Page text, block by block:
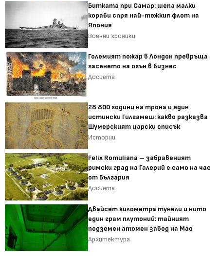
Битката при Самар: шепа малки
кораби спря най-тежкия флот на
Япония
Военни хроники
Големият пожар в Лондон превръща
гасенето на огън в бизнес
Досиета
28 800 години на трона и един
истински Гилгамеш: какво разказва
Шумерският царски списък
Истории
Felix Romuliana – забравеният
римски град на Галерий е само на час
от България
Досиета
Двайсет километра тунели и нито
един грам плутоний: тайният
подземен атомен завод на Мао
Архитектура